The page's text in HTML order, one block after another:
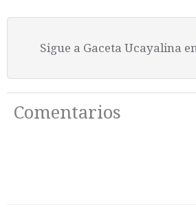
Sigue a Gaceta Ucayalina
Comentarios